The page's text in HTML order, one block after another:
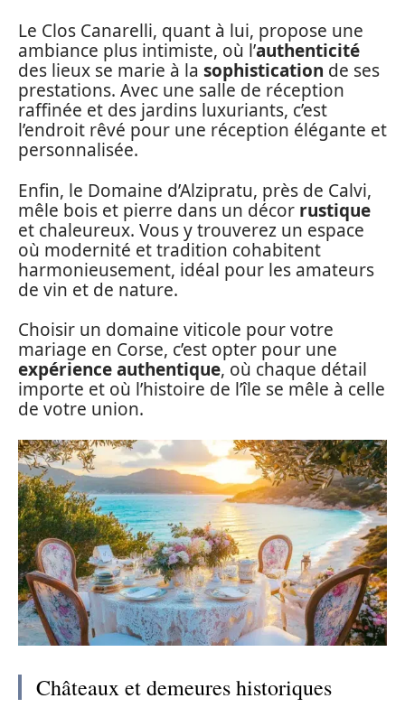
Le Clos Canarelli, quant à lui, propose une
ambiance plus intimiste, où l’authenticité
des lieux se marie à la sophistication de ses
prestations. Avec une salle de réception
raffinée et des jardins luxuriants, c’est
l’endroit rêvé pour une réception élégante et
personnalisée.
Enfin, le Domaine d’Alzipratu, près de Calvi,
mêle bois et pierre dans un décor rustique
et chaleureux. Vous y trouverez un espace
où modernité et tradition cohabitent
harmonieusement, idéal pour les amateurs
de vin et de nature.
Choisir un domaine viticole pour votre
mariage en Corse, c’est opter pour une
expérience authentique, où chaque détail
importe et où l’histoire de l’île se mêle à celle
de votre union.
Châteaux et demeures historiques